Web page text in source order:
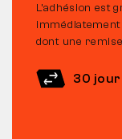
L’adhésion est
immédiatement
dont une remise
30